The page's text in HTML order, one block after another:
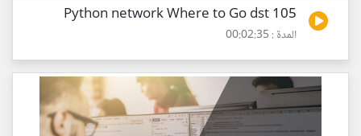
105 Python network Where to Go dst
المدة : 00:02:35